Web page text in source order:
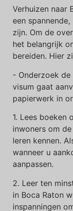
Verhuizen naar
een
zijn. Om de
het belangrijk
bereiden. Hier
- Onderzoek
visum gaat
papierwerk in
1. Lees boeken
inwoners om
leren kennen.
wanneer u
aanpassen.
2. Leer ten
in Boca Raton
inspanningen